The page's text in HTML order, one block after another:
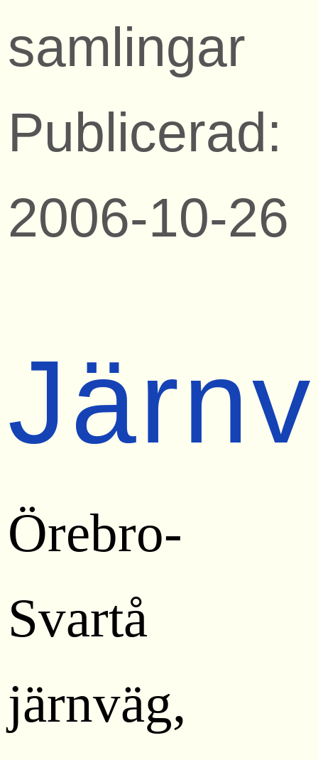
samlingar
Publicerad:
2006-10-26
Örebro-
Svartå
järnväg,